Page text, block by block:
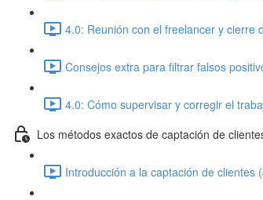
4.0: Reunión con el freelancer y cierre
Consejos extra para filtrar falsos
4.0: Cómo supervisar y corregir el
Los métodos exactos de captación de
Introducción a la captación de clientes